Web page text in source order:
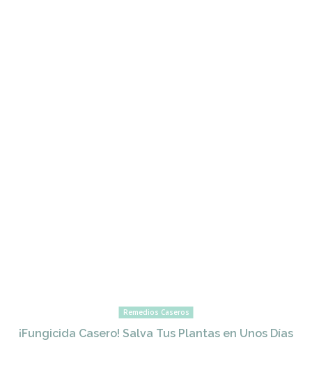
Remedios Caseros
¡Fungicida Casero! Salva Tus Plantas en Unos Días